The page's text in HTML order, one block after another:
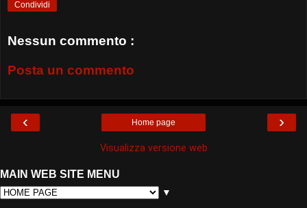
Condividi
Nessun commento :
Posta un commento
‹ ›
Home page
Visualizza versione web
MAIN WEB SITE MENU
▼